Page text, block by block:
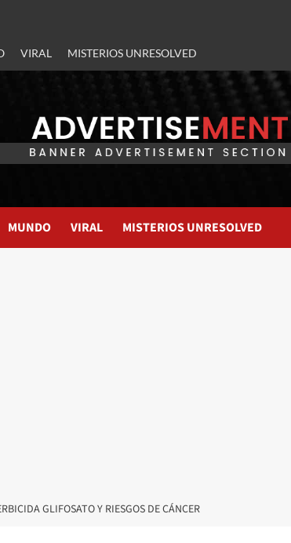
VIRAL MISTERIOS UNRESOLVED
MUNDO VIRAL MISTERIOS UNRESOLVED
GLIFOSATO Y RIESGOS DE CÁNCER